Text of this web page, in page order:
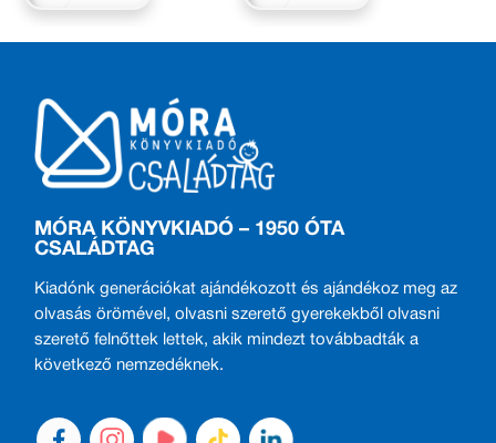
MÓRA KÖNYVKIADÓ – 1950 ÓTA
CSALÁDTAG
Kiadónk generációkat ajándékozott és ajándékoz meg az
olvasás örömével, olvasni szerető gyerekekből olvasni
szerető felnőttek lettek, akik mindezt továbbadták a
következő nemzedéknek.